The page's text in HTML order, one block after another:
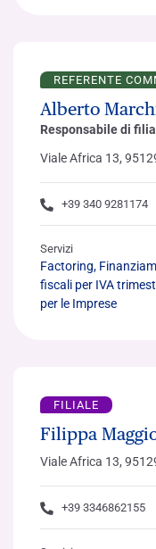
REFERENTE
Alberto
Responsabile di
Viale Africa 13,
+39 340 9281174
Servizi
Factoring,
fiscali per IVA
per le Imprese
FILIALE
Filippa
Viale Africa 13,
+39 3346862155